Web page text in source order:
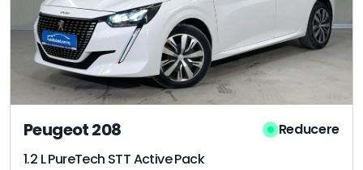
Peugeot 208
1.2 L PureTech STT Active Pack
Reducere